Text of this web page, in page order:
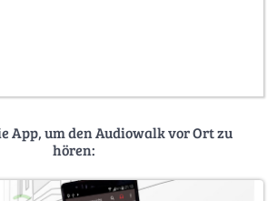
App, um den Audiowalk vor Ort zu
hören: